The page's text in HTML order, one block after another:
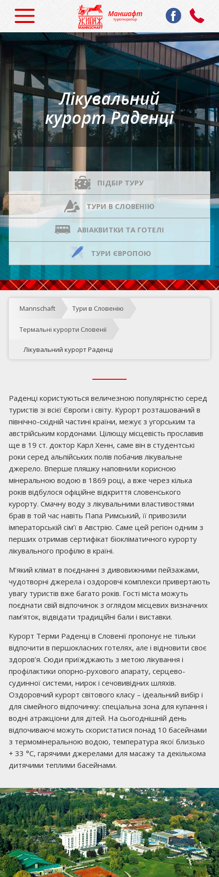
Маншафт
туроператор
Лікувальний
курорт Раденці
ПІДБІР ТУРУ
ТУРИ В СЛОВЕНІЮ
АВІАКВИТКИ ТА ГОТЕЛІ
ТУРИ ЄВРОПОЮ
Mannschaft Тури в Словенію
Термальні курорти Словенії
Лікувальний курорт Раденці
Раденці користуються величезною популярністю серед
туристів зі всієї Європи і світу. Курорт розташований в
північно-східній частині країни, межує з угорським та
австрійським кордонами. Цілющу місцевість прославив
ще в 19 ст. доктор Карл Хенн, саме він в студентські
роки серед альпійських полів побачив лікувальне
джерело. Вперше пляшку наповнили корисною
мінеральною водою в 1869 році, а вже через кілька
років відбулося офіційне відкриття словенського
курорту. Смачну воду з лікувальними властивостями
брав в той час навіть Папа Римський, її привозили
імператорській сім’ї в Австрію. Саме цей регіон одним з
перших отримав сертифікат біокліматичного курорту
лікувального профілю в країні.
М’який клімат в поєднанні з дивовижними пейзажами,
чудотворні джерела і оздоровчі комплекси привертають
увагу туристів вже багато років. Гості міста можуть
поєднати свій відпочинок з оглядом місцевих визначних
пам’яток, відвідати традиційні бали і виставки.
Курорт Терми Раденці в Словенії пропонує не тільки
відпочити в першокласних готелях, але і відновити своє
здоров’я. Сюди приїжджають з метою лікування і
профілактики опорно-рухового апарату, серцево-
судинної системи, нирок і сечовивідних шляхів.
Оздоровчий курорт світового класу – ідеальний вибір і
для сімейного відпочинку: спеціальна зона для купання і
водні атракціони для дітей. На сьогоднішній день
відпочиваючі можуть скористатися понад 10 басейнами
з термомінеральною водою, температура якої близько
+ 33 °С, гарячими джерелами для масажу та декількома
дитячими теплими басейнами.